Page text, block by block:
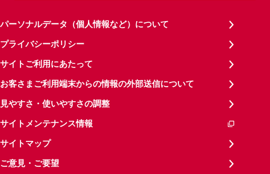
パーソナルデータ（個人情報など）について
プライバシーポリシー
サイトご利用にあたって
お客さまご利用端末からの情報の外部送信について
見やすさ・使いやすさの調整
サイトメンテナンス情報
サイトマップ
ご意見・ご要望